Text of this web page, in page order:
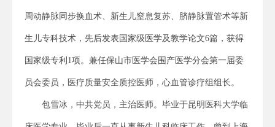
周动静脉同步换血术、新生儿窒息复苏、脐静脉置管术等新
生儿专科技术，先后发表国家级医学及教学论文6篇，获得
国家级专利1项。兼任保山市医学会围产医学分会第一届委
员会委员，医疗质量安全质控医师，心血管诊疗组组长。
包雪冰，中共党员，主治医师。毕业于昆明医科大学临